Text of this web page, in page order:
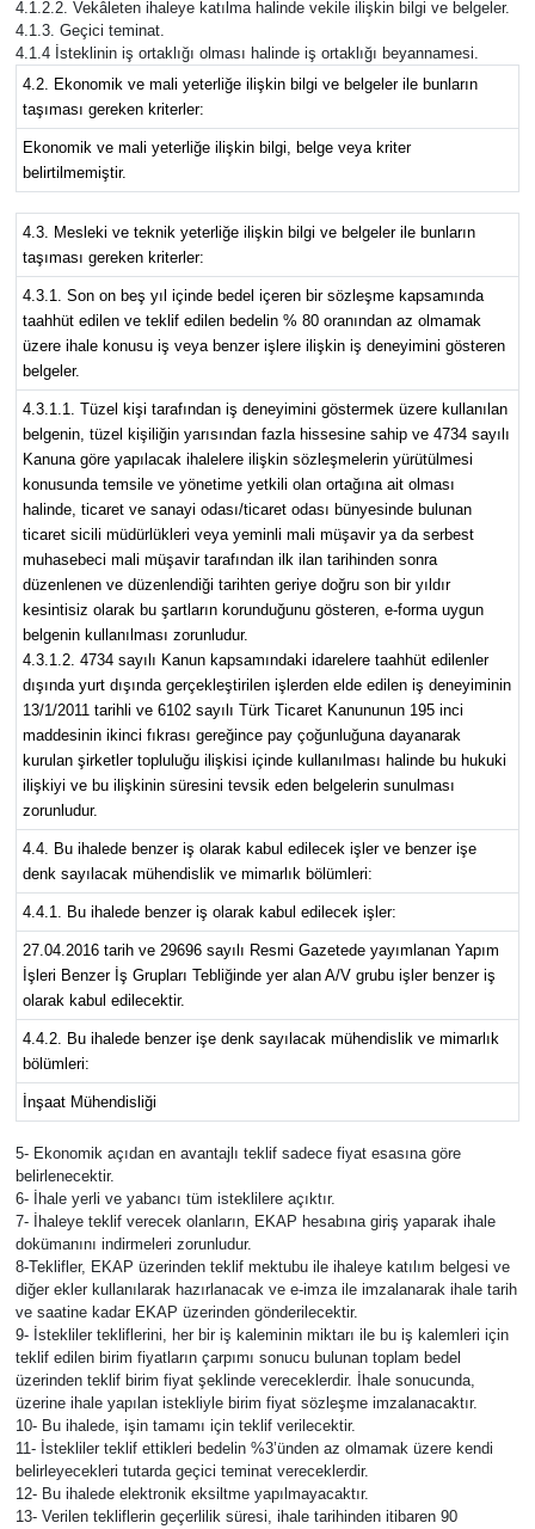
4.1.2.2. Vekâleten ihaleye katılma halinde vekile ilişkin bilgi ve belgeler.
4.1.3. Geçici teminat.
4.1.4 İsteklinin iş ortaklığı olması halinde iş ortaklığı beyannamesi.
4.2. Ekonomik ve mali yeterliğe ilişkin bilgi ve belgeler ile bunların
taşıması gereken kriterler:
Ekonomik ve mali yeterliğe ilişkin bilgi, belge veya kriter
belirtilmemiştir.
4.3. Mesleki ve teknik yeterliğe ilişkin bilgi ve belgeler ile bunların
taşıması gereken kriterler:
4.3.1. Son on beş yıl içinde bedel içeren bir sözleşme kapsamında
taahhüt edilen ve teklif edilen bedelin % 80 oranından az olmamak
üzere ihale konusu iş veya benzer işlere ilişkin iş deneyimini gösteren
belgeler.
4.3.1.1. Tüzel kişi tarafından iş deneyimini göstermek üzere kullanılan
belgenin, tüzel kişiliğin yarısından fazla hissesine sahip ve 4734 sayılı
Kanuna göre yapılacak ihalelere ilişkin sözleşmelerin yürütülmesi
konusunda temsile ve yönetime yetkili olan ortağına ait olması
halinde, ticaret ve sanayi odası/ticaret odası bünyesinde bulunan
ticaret sicili müdürlükleri veya yeminli mali müşavir ya da serbest
muhasebeci mali müşavir tarafından ilk ilan tarihinden sonra
düzenlenen ve düzenlendiği tarihten geriye doğru son bir yıldır
kesintisiz olarak bu şartların korunduğunu gösteren, e-forma uygun
belgenin kullanılması zorunludur.
4.3.1.2. 4734 sayılı Kanun kapsamındaki idarelere taahhüt edilenler
dışında yurt dışında gerçekleştirilen işlerden elde edilen iş deneyiminin
13/1/2011 tarihli ve 6102 sayılı Türk Ticaret Kanununun 195 inci
maddesinin ikinci fıkrası gereğince pay çoğunluğuna dayanarak
kurulan şirketler topluluğu ilişkisi içinde kullanılması halinde bu hukuki
ilişkiyi ve bu ilişkinin süresini tevsik eden belgelerin sunulması
zorunludur.
4.4. Bu ihalede benzer iş olarak kabul edilecek işler ve benzer işe
denk sayılacak mühendislik ve mimarlık bölümleri:
4.4.1. Bu ihalede benzer iş olarak kabul edilecek işler:
27.04.2016 tarih ve 29696 sayılı Resmi Gazetede yayımlanan Yapım
İşleri Benzer İş Grupları Tebliğinde yer alan A/V grubu işler benzer iş
olarak kabul edilecektir.
4.4.2. Bu ihalede benzer işe denk sayılacak mühendislik ve mimarlık
bölümleri:
İnşaat Mühendisliği
5- Ekonomik açıdan en avantajlı teklif sadece fiyat esasına göre
belirlenecektir.
6- İhale yerli ve yabancı tüm isteklilere açıktır.
7- İhaleye teklif verecek olanların, EKAP hesabına giriş yaparak ihale
dokümanını indirmeleri zorunludur.
8-Teklifler, EKAP üzerinden teklif mektubu ile ihaleye katılım belgesi ve
diğer ekler kullanılarak hazırlanacak ve e-imza ile imzalanarak ihale tarih
ve saatine kadar EKAP üzerinden gönderilecektir.
9- İstekliler tekliflerini, her bir iş kaleminin miktarı ile bu iş kalemleri için
teklif edilen birim fiyatların çarpımı sonucu bulunan toplam bedel
üzerinden teklif birim fiyat şeklinde vereceklerdir. İhale sonucunda,
üzerine ihale yapılan istekliyle birim fiyat sözleşme imzalanacaktır.
10- Bu ihalede, işin tamamı için teklif verilecektir.
11- İstekliler teklif ettikleri bedelin %3’ünden az olmamak üzere kendi
belirleyecekleri tutarda geçici teminat vereceklerdir.
12- Bu ihalede elektronik eksiltme yapılmayacaktır.
13- Verilen tekliflerin geçerlilik süresi, ihale tarihinden itibaren 90